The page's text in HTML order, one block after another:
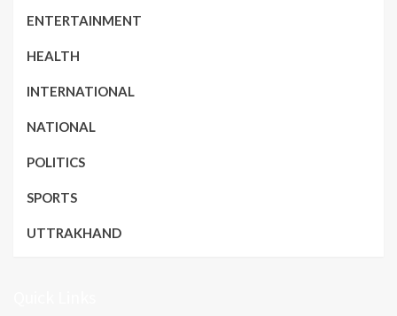
ENTERTAINMENT
HEALTH
INTERNATIONAL
NATIONAL
POLITICS
SPORTS
UTTRAKHAND